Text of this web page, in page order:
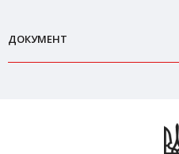
ДОКУМЕНТ